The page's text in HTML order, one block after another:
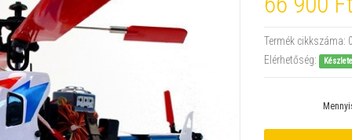
Termék cikkszáma:
Elérhetőség: